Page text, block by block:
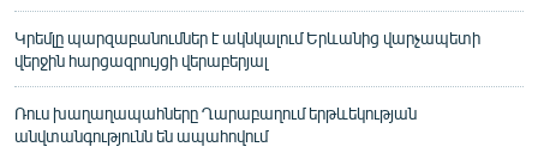
Կրեմլը պարզաբանումներ է ակնկալում Երևանից վարչապետի
վերջին հարցազրույցի վերաբերյալ
Ռուս խաղաղապահները Ղարաբաղում երթևեկության
անվտանգությունն են ապահովում